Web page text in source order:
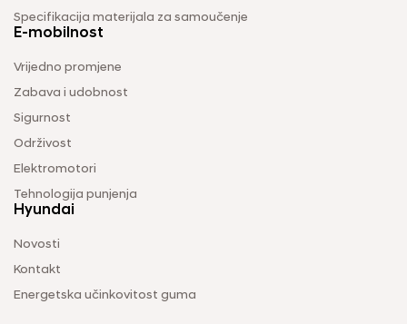
Specifikacija materijala za samoučenje
E-mobilnost
Vrijedno promjene
Zabava i udobnost
Sigurnost
Održivost
Elektromotori
Tehnologija punjenja
Hyundai
Novosti
Kontakt
Energetska učinkovitost guma